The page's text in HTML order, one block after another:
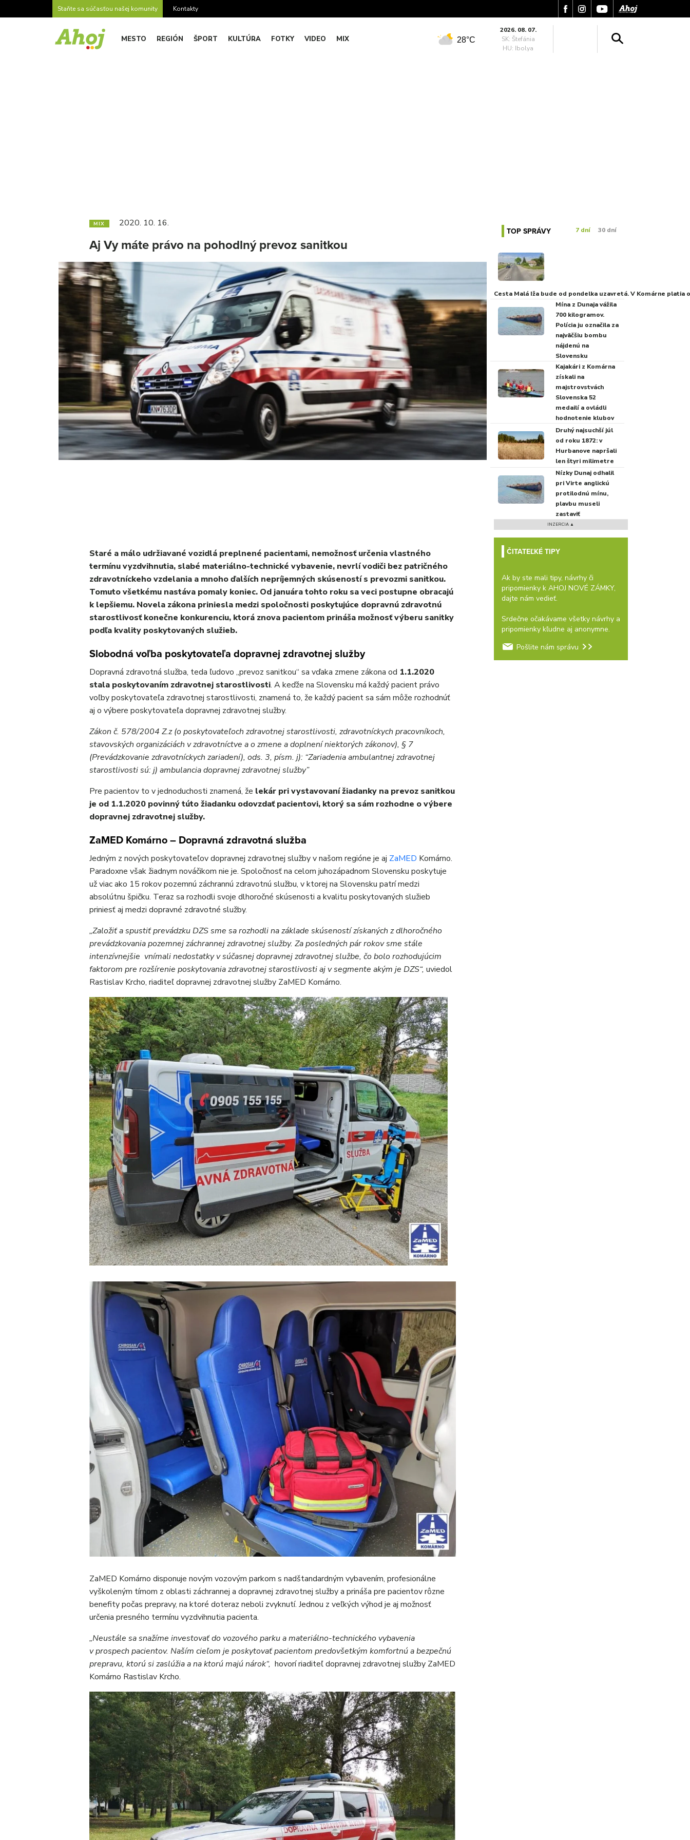
Staňte sa súčasťou našej komunity Kontakty
MESTO REGIÓN ŠPORT KULTÚRA FOTKY VIDEO MIX 28°C
2026. 08. 07.
SK: Štefánia
HU: Ibolya
MIX 2020. 10. 16.
Aj Vy máte právo na pohodlný prevoz sanitkou
Staré a málo udržiavané vozidlá preplnené pacientami, nemožnosť určenia vlastného
termínu vyzdvihnutia, slabé materiálno-technické vybavenie, nevrlí vodiči bez patričného
zdravotníckeho vzdelania a mnoho ďalších nepríjemných skúseností s prevozmi sanitkou.
Tomuto všetkému nastáva pomaly koniec. Od januára tohto roku sa veci postupne obracajú
k lepšiemu. Novela zákona priniesla medzi spoločnosti poskytujúce dopravnú zdravotnú
starostlivosť konečne konkurenciu, ktorá znova pacientom prináša možnosť výberu sanitky
podľa kvality poskytovaných služieb.
Slobodná voľba poskytovateľa dopravnej zdravotnej služby
Dopravná zdravotná služba, teda ľudovo „prevoz sanitkou“ sa vďaka zmene zákona od 1.1.2020
stala poskytovaním zdravotnej starostlivosti. A keďže na Slovensku má každý pacient právo
voľby poskytovateľa zdravotnej starostlivosti, znamená to, že každý pacient sa sám môže rozhodnúť
aj o výbere poskytovateľa dopravnej zdravotnej služby.
Zákon č. 578/2004 Z.z (o poskytovateľoch zdravotnej starostlivosti, zdravotníckych pracovníkoch,
stavovských organizáciách v zdravotníctve a o zmene a doplnení niektorých zákonov), § 7
(Prevádzkovanie zdravotníckych zariadení), ods. 3, písm. j): “Zariadenia ambulantnej zdravotnej
starostlivosti sú: j) ambulancia dopravnej zdravotnej služby”
Pre pacientov to v jednoduchosti znamená, že lekár pri vystavovaní žiadanky na prevoz sanitkou
je od 1.1.2020 povinný túto žiadanku odovzdať pacientovi, ktorý sa sám rozhodne o výbere
dopravnej zdravotnej služby.
ZaMED Komárno – Dopravná zdravotná služba
Jedným z nových poskytovateľov dopravnej zdravotnej služby v našom regióne je aj ZaMED Komárno.
Paradoxne však žiadnym nováčikom nie je. Spoločnosť na celom juhozápadnom Slovensku poskytuje
už viac ako 15 rokov pozemnú záchrannú zdravotnú službu, v ktorej na Slovensku patrí medzi
absolútnu špičku. Teraz sa rozhodli svoje dlhoročné skúsenosti a kvalitu poskytovaných služieb
priniesť aj medzi dopravné zdravotné služby.
„Založiť a spustiť prevádzku DZS sme sa rozhodli na základe skúseností získaných z dlhoročného
prevádzkovania pozemnej záchrannej zdravotnej služby. Za posledných pár rokov sme stále
intenzívnejšie vnímali nedostatky v súčasnej dopravnej zdravotnej službe, čo bolo rozhodujúcim
faktorom pre rozšírenie poskytovania zdravotnej starostlivosti aj v segmente akým je DZS“, uviedol
Rastislav Krcho, riaditeľ dopravnej zdravotnej služby ZaMED Komárno.
ZaMED Komárno disponuje novým vozovým parkom s nadštandardným vybavením, profesionálne
vyškoleným tímom z oblasti záchrannej a dopravnej zdravotnej služby a prináša pre pacientov rôzne
benefity počas prepravy, na ktoré doteraz neboli zvyknutí. Jednou z veľkých výhod je aj možnosť
určenia presného termínu vyzdvihnutia pacienta.
„Neustále sa snažíme investovať do vozového parku a materiálno-technického vybavenia
v prospech pacientov. Naším cieľom je poskytovať pacientom predovšetkým komfortnú a bezpečnú
prepravu, ktorú si zaslúžia a na ktorú majú nárok“, hovorí riaditeľ dopravnej zdravotnej služby ZaMED
Komárno Rastislav Krcho.
TOP SPRÁVY 7 dní 30 dní
Cesta Malá Iža bude od pondelka uzavretá. V Komárne platia
Mína z Dunaja vážila
700 kilogramov.
Polícia ju označila za
najväčšiu bombu
nájdenú na
Slovensku
Kajakári z Komárna
získali na
majstrovstvách
Slovenska 52
medailí a ovládli
hodnotenie klubov
Druhý najsuchší júl
od roku 1872: v
Hurbanove napršali
len štyri milimetre
Nízky Dunaj odhalil
pri Virte anglickú
protilodnú mínu,
plavbu museli
zastaviť
INZERCIA ▲
ČITATEĽKÉ TIPY
Ak by ste mali tipy, návrhy či
pripomienky k AHOJ NOVÉ ZÁMKY,
dajte nám vedieť.
Srdečne očakávame všetky návrhy a
pripomienky kľudne aj anonymne.
Pošlite nám správu